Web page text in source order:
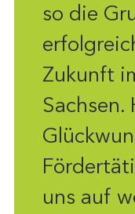
so die
Zukunft
Sachsen.
uns auf